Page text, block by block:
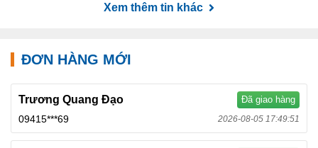
Xem thêm tin khác
ĐƠN HÀNG MỚI
Trương Quang Đạo Đã giao hàng
09415***69 2026-08-05 17:49:51